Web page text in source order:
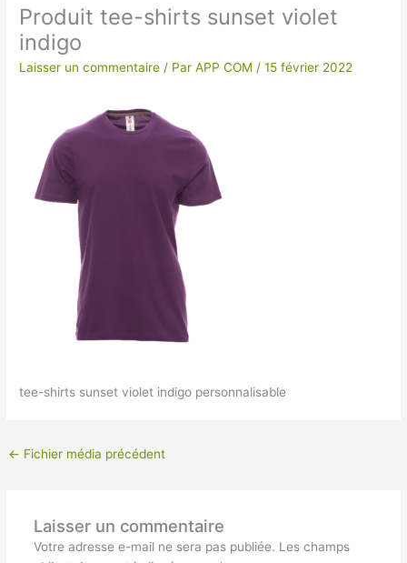
VÊTEMENTS ET OBJETS À
PERSONNALISER EN BRODERIE POUR UNE
QUALITE OPTIMALE ou IMPRESSION SUR
Produit tee-shirts sunset violet
indigo
Laisser un commentaire / ParAPP COM/15 février 2022
tee-shirts sunset violet indigo personnalisable
← Fichier média précédent
Laisser un commentaire
Votre adresse e-mail ne sera pas publiée. Les champs